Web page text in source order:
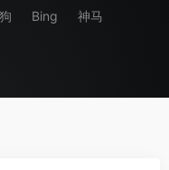
Bing 神马